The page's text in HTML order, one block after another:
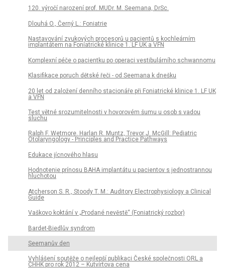
120. výročí narození prof. MUDr. M. Seemana, DrSc.
Dlouhá O., Černý L.: Foniatrie
Nastavování zvukových procesorů u pacientů s kochleárním
implantátem na Foniatrické klinice 1. LF UK a VFN
Komplexní péče o pacientku po operaci vestibulárního schwannomu
Klasifikace poruch dětské řeči - od Seemana k dnešku
20 let od založení denního stacionáře při Foniatrické klinice 1. LF UK
a VFN
Test větné srozumitelnosti v hovorovém šumu u osob s vadou
sluchu
Ralph F. Wetmore, Harlan R. Muntz, Trevor J. McGill: Pediatric
Otolaryngology - Principles and Practice Pathways
Edukace jícnového hlasu
Hodnotenie prínosu BAHA implantátu u pacientov s jednostrannou
hluchotou
Atcherson S. R., Stoody T. M.: Auditory Electrophysiology a Clinical
Guide
Vaškovo koktání v „Prodané nevěstě“ (Foniatrický rozbor)
Bardet-Biedlův syndrom
Seemanův den
Vyhlášení soutěže o nejlepší publikaci České společnosti ORL a
CHHK pro rok 2012 – Kutvirtova cena